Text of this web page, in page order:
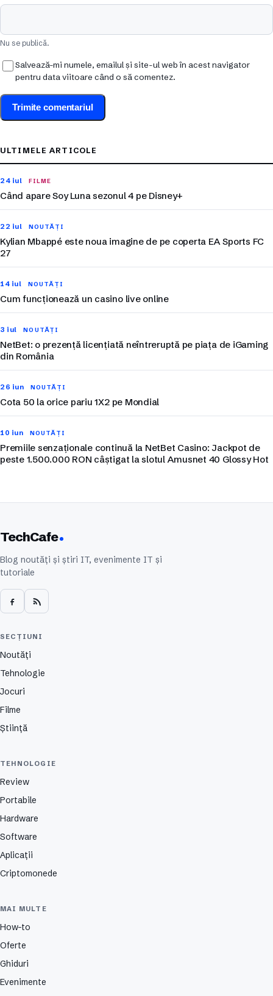
Nu se publică.
Salvează-mi numele, emailul și site-ul web în acest navigator
pentru data viitoare când o să comentez.
ULTIMELE ARTICOLE
24 iul FILME
Când apare Soy Luna sezonul 4 pe Disney+
22 iul NOUTĂȚI
Kylian Mbappé este noua imagine de pe coperta EA Sports FC
27
14 iul NOUTĂȚI
Cum funcționează un casino live online
3 iul NOUTĂȚI
NetBet: o prezență licențiată neîntreruptă pe piața de iGaming
din România
26 iun NOUTĂȚI
Cota 50 la orice pariu 1X2 pe Mondial
10 iun NOUTĂȚI
Premiile senzaționale continuă la NetBet Casino: Jackpot de
peste 1.500.000 RON câștigat la slotul Amusnet 40 Glossy Hot
TechCafe
Blog noutăți și știri IT, evenimente IT și
tutoriale
SECȚIUNI
Noutăți
Tehnologie
Jocuri
Filme
Știință
TEHNOLOGIE
Review
Portabile
Hardware
Software
Aplicații
Criptomonede
MAI MULTE
How-to
Oferte
Ghiduri
Evenimente